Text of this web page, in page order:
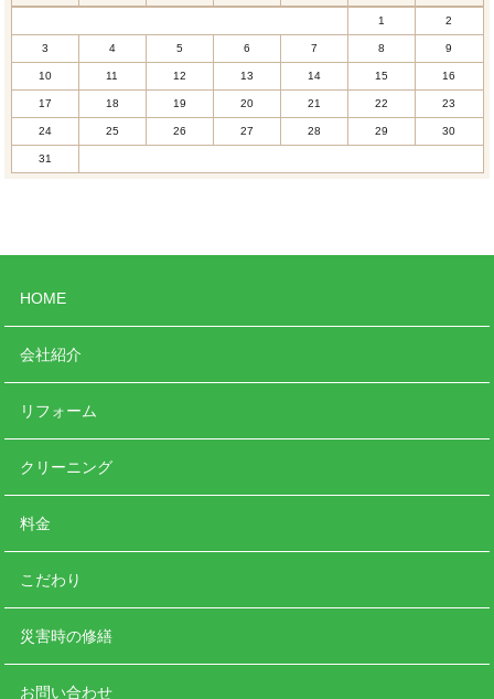
1 2
3 4 5 6 7 8 9
10 11 12 13 14 15 16
17 18 19 20 21 22 23
24 25 26 27 28 29 30
31
HOME
会社紹介
リフォーム
クリーニング
料金
こだわり
災害時の修繕
お問い合わせ